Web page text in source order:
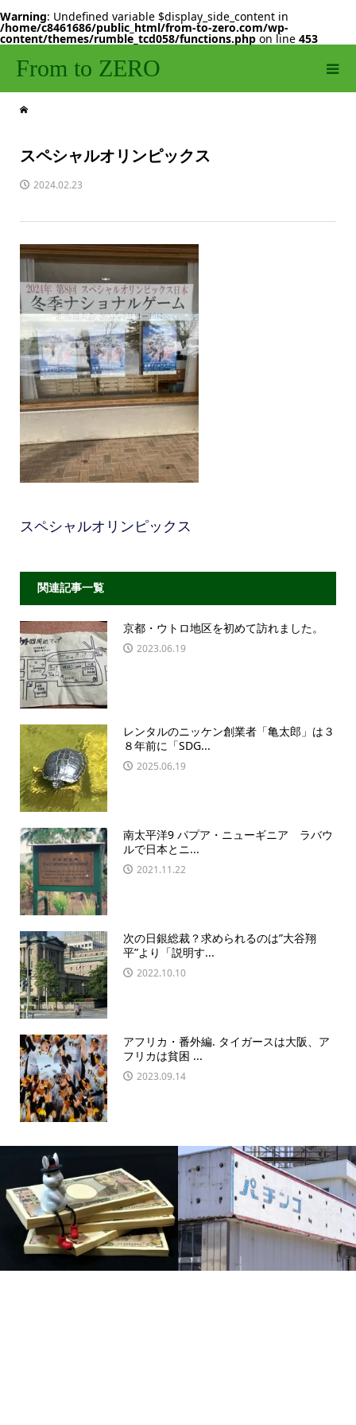
Warning: Undefined variable $display_side_content in
/home/c8461686/public_html/from-to-zero.com/wp-
content/themes/rumble_tcd058/functions.php on line 453
From to ZERO
スペシャルオリンピックス
2024.02.23
スペシャルオリンピックス
関連記事一覧
京都・ウトロ地区を初めて訪れました。
2023.06.19
レンタルのニッケン創業者「亀太郎」は３
８年前に「SDG...
2025.06.19
南太平洋9 パプア・ニューギニア ラバウ
ルで日本とニ...
2021.11.22
次の日銀総裁？求められるのは”大谷翔
平”より「説明す...
2022.10.10
アフリカ・番外編. タイガースは大阪、ア
フリカは貧困 ...
2023.09.14